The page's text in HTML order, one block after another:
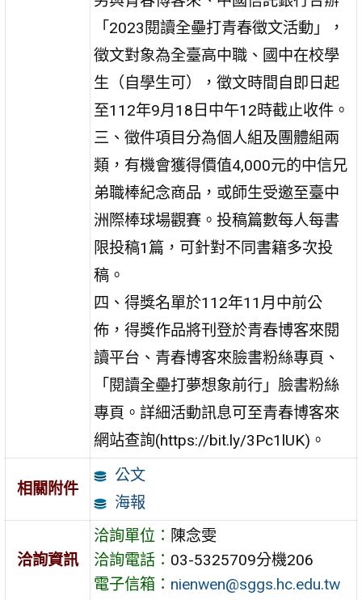
「2023閱讀全壘打青春徵文活動」，
徵文對象為全臺高中職、國中在校學
生（自學生可），徵文時間自即日起
至112年9月18日中午12時截止收件。
三、徵件項目分為個人組及團體組兩
類，有機會獲得價值4,000元的中信兄
弟職棒紀念商品，或師生受邀至臺中
洲際棒球場觀賽。投稿篇數每人每書
限投稿1篇，可針對不同書籍多次投
稿。
四、得獎名單於112年11月中前公
佈，得獎作品將刊登於青春博客來閱
讀平台、青春博客來臉書粉絲專頁、
「閱讀全壘打夢想象前行」臉書粉絲
專頁。詳細活動訊息可至青春博客來
網站查詢(https://bit.ly/3Pc1lUK)。
相關附件
公文
海報
洽詢資訊
洽詢單位： 陳念雯
洽詢電話： 03-5325709分機206
電子信箱： nienwen@sggs.hc.edu.tw